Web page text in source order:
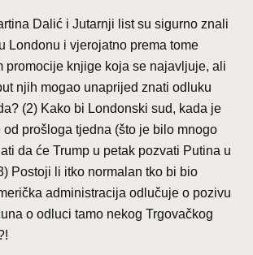
Dalić i Jutarnji list su sigurno znali
Londonu i vjerojatno prema tome
promocije knjige koja se najavljuje, ali
njih mogao unaprijed znati odluku
(2) Kako bi Londonski sud, kada je
prošloga tjedna (što je bilo mnogo
da će Trump u petak pozvati Putina u
Postoji li itko normalan tko bi bio
administracija odlučuje o pozivu
o odluci tamo nekog Trgovačkog